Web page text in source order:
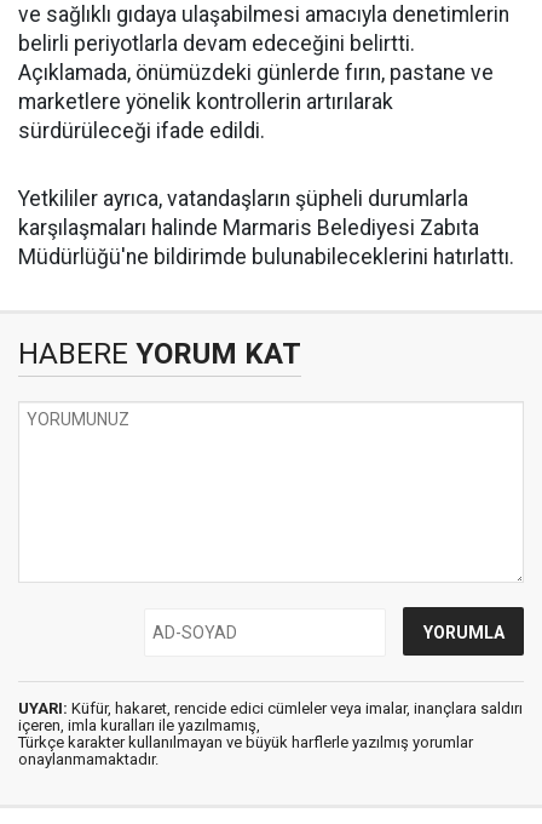
ve sağlıklı gıdaya ulaşabilmesi amacıyla denetimlerin
belirli periyotlarla devam edeceğini belirtti.
Açıklamada, önümüzdeki günlerde fırın, pastane ve
marketlere yönelik kontrollerin artırılarak
sürdürüleceği ifade edildi.
Yetkililer ayrıca, vatandaşların şüpheli durumlarla
karşılaşmaları halinde Marmaris Belediyesi Zabıta
Müdürlüğü'ne bildirimde bulunabileceklerini hatırlattı.
HABERE YORUM KAT
UYARI: Küfür, hakaret, rencide edici cümleler veya imalar, inançlara saldırı
içeren, imla kuralları ile yazılmamış,
Türkçe karakter kullanılmayan ve büyük harflerle yazılmış yorumlar
onaylanmamaktadır.